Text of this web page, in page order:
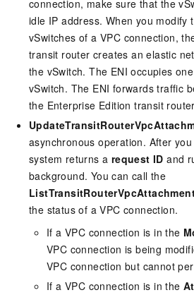
connection, make sure that the
idle IP address. When you modify
vSwitches of a VPC connection,
transit router creates an elastic
the vSwitch. The ENI occupies
vSwitch. The ENI forwards traffic
the Enterprise Edition transit
asynchronous operation. After
system returns a request ID and
background. You can call the
the status of a VPC connection.
If a VPC connection is in the
VPC connection is being
VPC connection but cannot
If a VPC connection is in the